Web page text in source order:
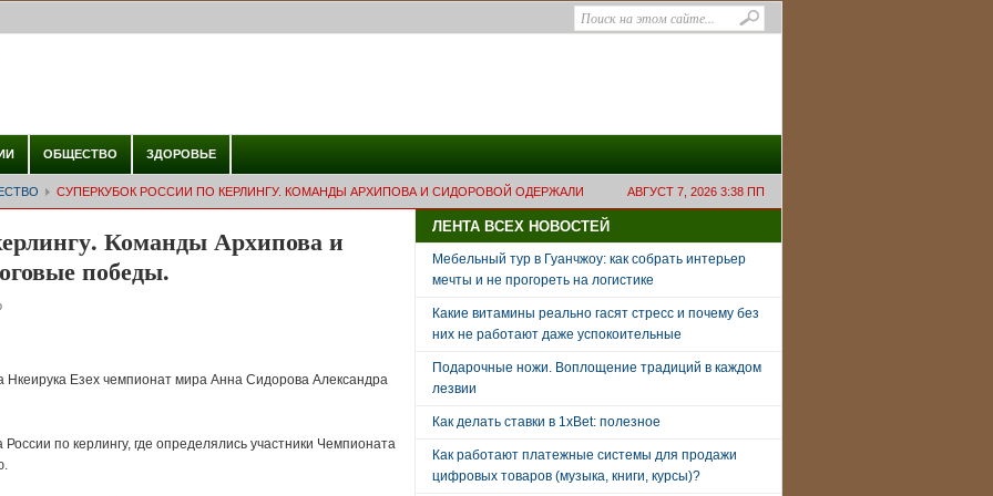
ОБЩЕСТВО ЗДОРОВЬЕ
АВГУСТ 7, 2026 3:38 ПП
СУПЕРКУБОК РОССИИ ПО КЕРЛИНГУ. КОМАНДЫ АРХИПОВА И СИДОРОВОЙ ОДЕРЖАЛИ
Команды Архипова и
победы.
Езех чемпионат мира Анна Сидорова Александра
по керлингу, где определялись участники Чемпионата
ЛЕНТА ВСЕХ НОВОСТЕЙ
Мебельный тур в Гуанчжоу: как собрать интерьер
мечты и не прогореть на логистике
Какие витамины реально гасят стресс и почему без
них не работают даже успокоительные
Подарочные ножи. Воплощение традиций в каждом
лезвии
Как делать ставки в 1xBet: полезное
Как работают платежные системы для продажи
цифровых товаров (музыка, книги, курсы)?